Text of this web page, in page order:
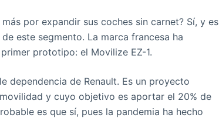
por expandir sus coches sin carnet? Sí, y es
este segmento. La marca francesa ha
prototipo: el Movilize EZ-1.
dependencia de Renault. Es un proyecto
y cuyo objetivo es aportar el 20% de
es que sí, pues la pandemia ha hecho